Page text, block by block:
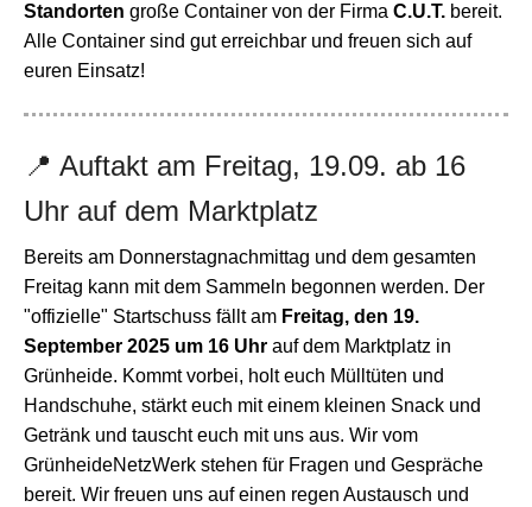
Standorten große Container von der Firma C.U.T. bereit.
Alle Container sind gut erreichbar und freuen sich auf
euren Einsatz!
📍 Auftakt am Freitag, 19.09. ab 16
Uhr auf dem Marktplatz
Bereits am Donnerstagnachmittag und dem gesamten
Freitag kann mit dem Sammeln begonnen werden. Der
"offizielle" Startschuss fällt am Freitag, den 19.
September 2025 um 16 Uhr auf dem Marktplatz in
Grünheide. Kommt vorbei, holt euch Mülltüten und
Handschuhe, stärkt euch mit einem kleinen Snack und
Getränk und tauscht euch mit uns aus. Wir vom
GrünheideNetzWerk stehen für Fragen und Gespräche
bereit. Wir freuen uns auf einen regen Austausch und